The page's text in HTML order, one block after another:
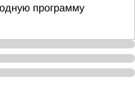
программу